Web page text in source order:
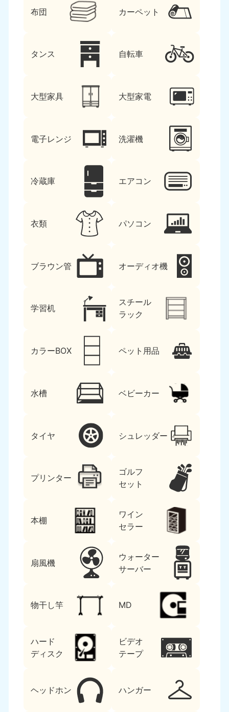
布団 カーペット
タンス 自転車
大型家具 大型家電
電子レンジ 洗濯機
冷蔵庫 エアコン
衣類 パソコン
ブラウン管 オーディオ機
学習机
スチール
ラック
カラーBOX ペット用品
水槽 ベビーカー
タイヤ シュレッダー
プリンター
ゴルフ
セット
本棚
ワイン
セラー
扇風機
ウォーター
サーバー
物干し竿 MD
ハード
ディスク
ビデオ
テープ
ヘッドホン ハンガー